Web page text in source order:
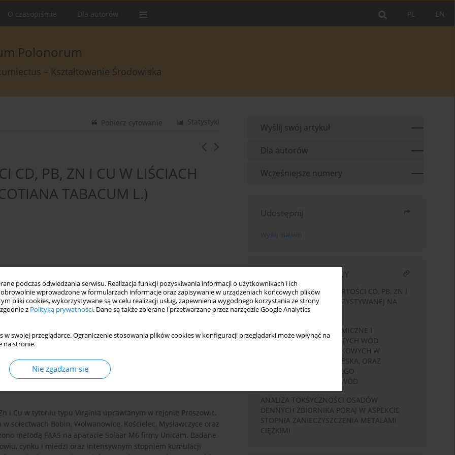
podczas odwiedzania serwisu. Realizacja funkcji pozyskiwania informacji o użytkownikach i ich
wprowadzone w formularzach informacje oraz zapisywanie w urządzeniach końcowych plików
pliki cookies, wykorzystywane są w celu realizacji usług, zapewnienia wygodnego korzystania ze strony
z Polityką prywatności. Dane są także zbierane i przetwarzane przez narzędzie Google Analytics
w swojej przeglądarce. Ograniczenie stosowania plików cookies w konfiguracji przeglądarki może wpłynąć na
na stronie.
Nie zgadzam się
EN
PL
O czasopiśmie Dla autorów
Polonorum
– Kształtowanie Środowiska
Statystyki
Pobierz cytowanie
CD, PB, ZN I CU W LIŚCIACH
TABACUM L.)
i fitokumulacji
i Cu w tytoniu typu Virginia uprawianym w rejonie Proszowic.
Bobin, Wolwanowice, Kościelec, Mysławczyce oraz
metodą FAAS na aparacie Solaar M6 firmy Unicam. Badane
cynku i miedzi oraz intensywnym stopniem kumulacji
Wyślij swój artykuł
Dla autorów
Wcześniejsze numery
Udostępnij
Wyślij mailem
ARTYKUŁ POWIĄZANY
ZRÓŻNICOWANIE ZAWARTOŚCI CD, PB, ZN I
CU W BIOMASIE WYKORZYSTYWANEJ NA
CELE ENERGETYCZNE
PARAMETRY FIZYKOCHEMICZNE I
BAKTERIOLOGIA ODKRYTYCH WÓD
MINERALNYCH I SIARCZKOWYCH W
OKOLICACH SANOKA I LESKA, ORAZ
MOŻLIWOŚCI LECZNICZEGO
WYKORZYSTANIA TYCH WÓD
ANALIZA TOKSYCZNOŚCI OSADÓW
DENNYCH ZBIORNIKA PORAJ W ASPEKCIE
STOPNIA ZANIECZYSZCZENIA METALAMI
CIĘŻKIMI